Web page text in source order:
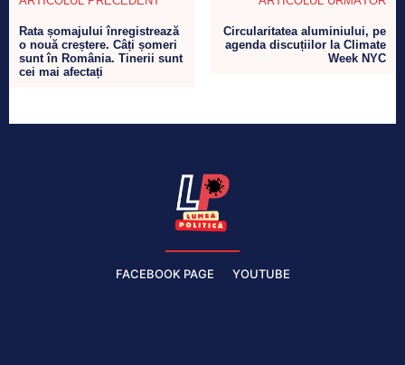
Rata șomajului înregistrează
o nouă creștere. Câți șomeri
sunt în România. Tinerii sunt
cei mai afectați
Circularitatea aluminiului, pe
agenda discuțiilor la Climate
Week NYC
FACEBOOK PAGE YOUTUBE